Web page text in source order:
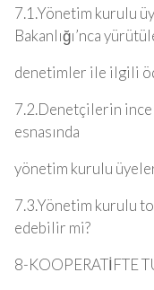
7.1.Yönetim kurulu
Bakanlığı’nca
denetimler ile ilgili
7.2.Denetçilerin
esnasında
yönetim kurulu
7.3.Yönetim kurulu
edebilir
8-KOOPERATİFTE